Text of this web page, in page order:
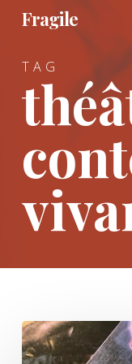
Skip
content
Fragile
TAG
Triptyque
transmetteurs